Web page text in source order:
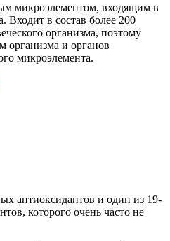
микроэлементом, входящим в
Входит в состав более 200
организма, поэтому
организма и органов
микроэлемента.
антиоксидантов и один из 19-
которого очень часто не